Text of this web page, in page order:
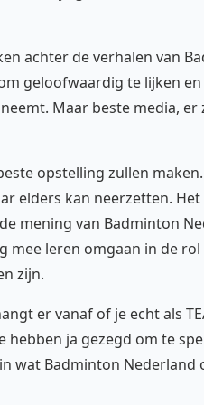
achter de verhalen van
geloofwaardig te lijken en
Maar beste media,
opstelling zullen
elders kan neerzetten.
mening van Badminton
leren omgaan in de
zijn.
er vanaf of je echt als
hebben ja gezegd om te
wat Badminton Nederland